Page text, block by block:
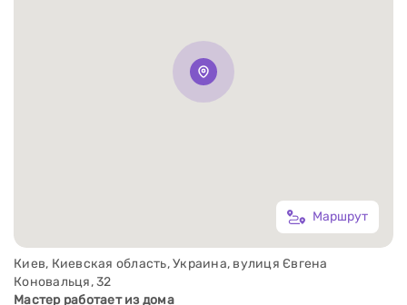
Маршрут
Киев, Киевская область, Украина, вулиця Євгена
Коновальця, 32
Мастер работает из дома